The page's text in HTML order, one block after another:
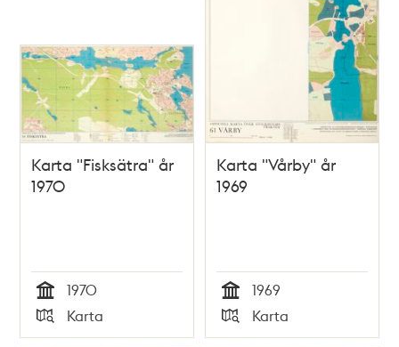
Karta "Fisksätra" år
1970
Tid
1970
Typ
Karta
Karta "Vårby" år
1969
Tid
1969
Typ
Karta